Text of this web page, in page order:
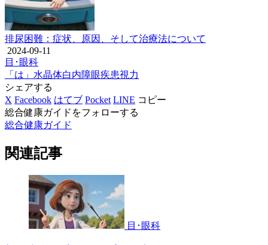
排尿困難：症状、原因、そして治療法について
2024-09-11
目･眼科
「は」 水晶体白内障眼疾患視力
シェアする
X Facebook はてブ Pocket LINE コピー
総合健康ガイドをフォローする
総合健康ガイド
関連記事
目･眼科